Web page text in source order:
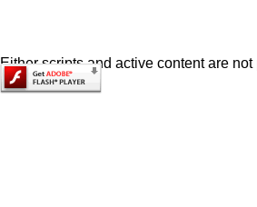
Either scripts and active content are